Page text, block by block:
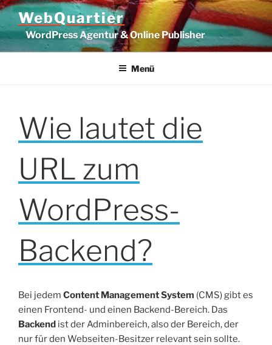
Zum
Inhalt
springen
WebQuartier
WordPress Agentur & Online Publisher
Menü
Wie lautet die
URL zum
WordPress-
Backend?
Bei jedem Content Management System (CMS) gibt es
einen Frontend- und einen Backend-Bereich. Das
Backend ist der Adminbereich, also der Bereich, der
nur für den Webseiten-Besitzer relevant sein sollte.